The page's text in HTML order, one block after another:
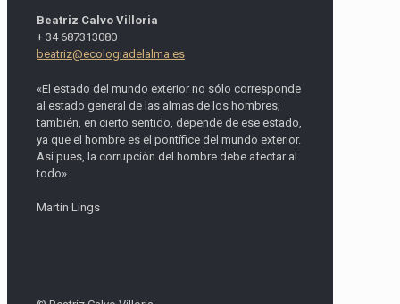
Beatriz Calvo Villoria
+ 34 687313080
beatriz@ecologiadelalma.es
«El estado del mundo exterior no sólo corresponde
al estado general de las almas de los hombres;
también, en cierto sentido, depende de ese estado,
ya que el hombre es el pontífice del mundo exterior.
Así pues, la corrupción del hombre debe afectar al
todo»
Martin Lings